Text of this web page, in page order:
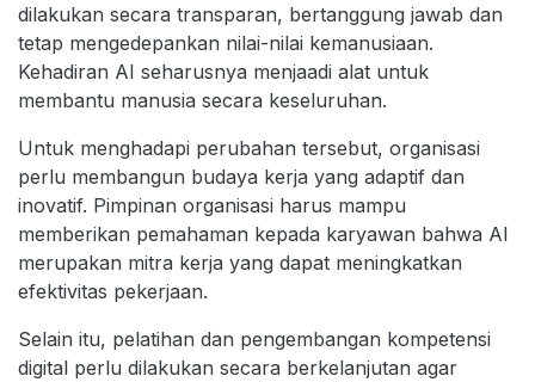
dilakukan secara transparan, bertanggung jawab dan
tetap mengedepankan nilai-nilai kemanusiaan.
Kehadiran AI seharusnya menjaadi alat untuk
membantu manusia secara keseluruhan.
Untuk menghadapi perubahan tersebut, organisasi
perlu membangun budaya kerja yang adaptif dan
inovatif. Pimpinan organisasi harus mampu
memberikan pemahaman kepada karyawan bahwa AI
merupakan mitra kerja yang dapat meningkatkan
efektivitas pekerjaan.
Selain itu, pelatihan dan pengembangan kompetensi
digital perlu dilakukan secara berkelanjutan agar